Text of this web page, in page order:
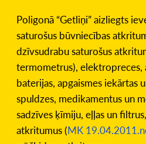
Poligonā “Getliņi” aizliegts
saturošus būvniecības
dzīvsudrabu saturošus
termometrus), elektropreces,
baterijas, apgaismes iekārtas
spuldzes, medikamentus un
sadzīves ķīmiju, eļļas un
atkritumus (MK